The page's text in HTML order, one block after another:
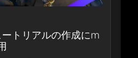
トリアルの作成にm